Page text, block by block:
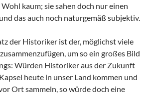
kaum; sie sahen doch nur einen
das auch noch naturgemäß subjektiv.
der Historiker ist der, möglichst viele
um so ein großes Bild
Würden Historiker aus der Zukunft
heute in unser Land kommen und
Ort sammeln, so würde doch eine